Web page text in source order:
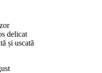
delicat
și uscată